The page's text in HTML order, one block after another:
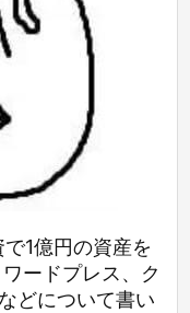
1億円の資産を
ードプレス、ク
どについて書い